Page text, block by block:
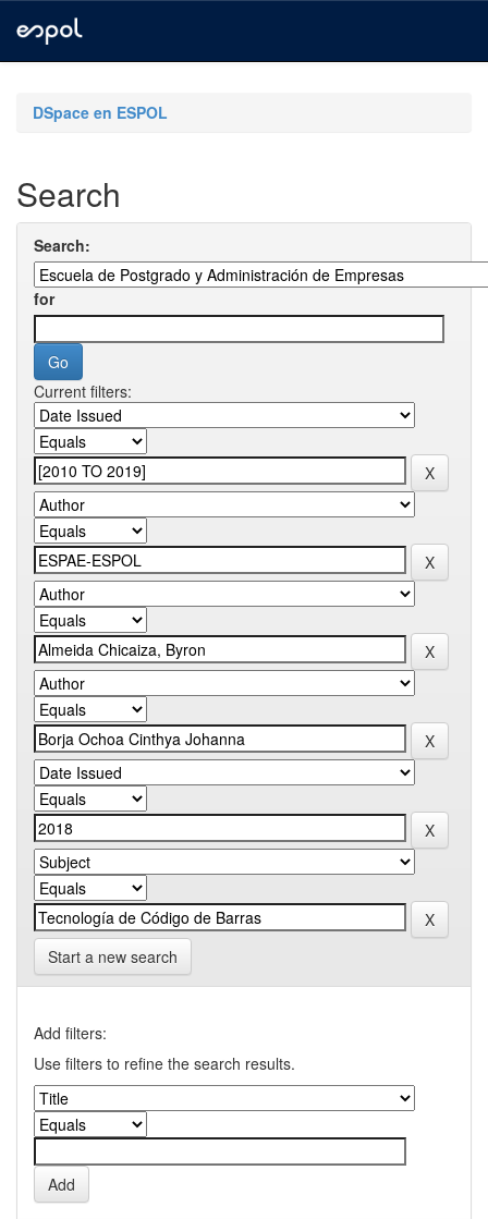
navigationDSpace en ESPOL
Search
Search:
for
Current filters:
Start a new search
Add filters:
Use filters to refine the search results.